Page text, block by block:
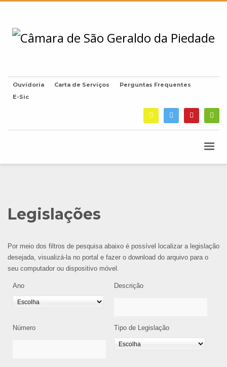
Ouvidoria Carta de Serviços
Perguntas Frequentes
E-Sic
Legislações
Por meio dos filtros de pesquisa abaixo é possível localizar a legislação
desejada, visualizá-la no portal e fazer o download do arquivo para o
seu computador ou dispositivo móvel.
Ano Descrição
Número Tipo de Legislação